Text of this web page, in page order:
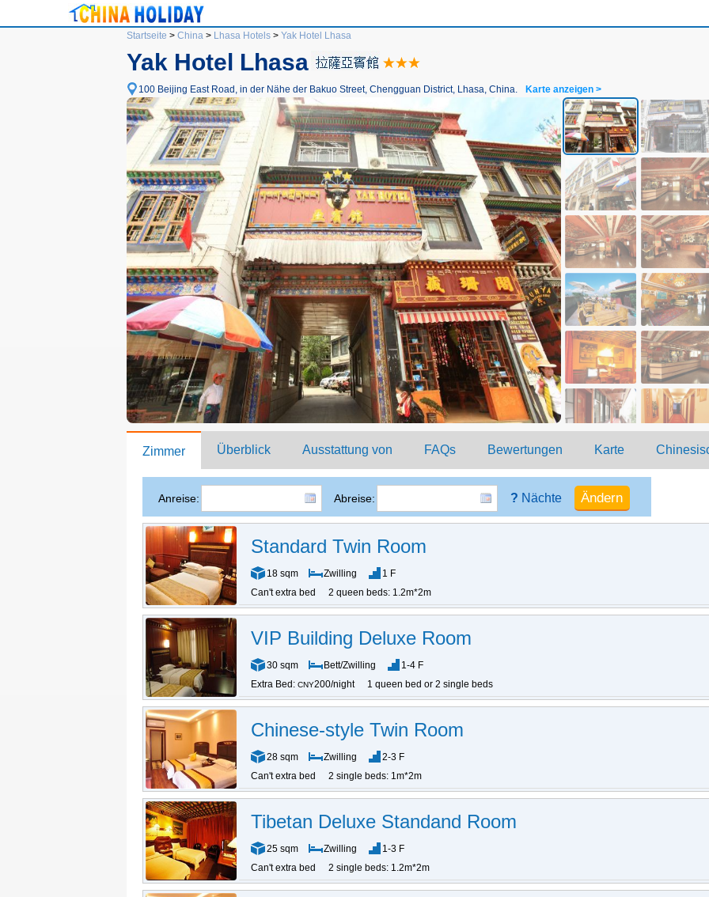
Startseite > China> Lhasa Hotels> Yak Hotel Lhasa
Yak Hotel Lhasa
100 Beijing East Road, in der Nähe der Bakuo Street, Chengguan District, Lhasa, China. Karte anzeigen >
Zimmer Überblick Ausstattung von FAQs Bewertungen Karte
Anreise: Abreise: ? Nächte
Standard Twin Room
18 sqm Zwilling
1 F
Can't extra bed
2 queen beds: 1.2m*2m
VIP Building Deluxe Room
30 sqm Bett/Zwilling
1-4 F
Extra Bed: CNY200/night 1 queen bed or 2 single beds
Chinese-style Twin Room
28 sqm Zwilling
2-3 F
Can't extra bed
2 single beds: 1m*2m
Tibetan Deluxe Standand Room
25 sqm Zwilling
1-3 F
Can't extra bed
2 single beds: 1.2m*2m